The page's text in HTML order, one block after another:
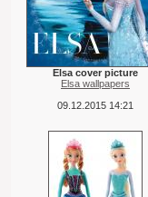
Elsa cover picture
Elsa wallpapers
09.12.2015 14:21